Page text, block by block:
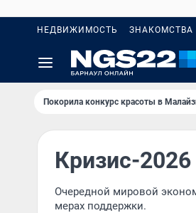
НЕДВИЖИМОСТЬ ЗНАКОМСТВА
Покорила конкурс красоты в
Кризис-2026
Очередной мировой
мерах поддержки.